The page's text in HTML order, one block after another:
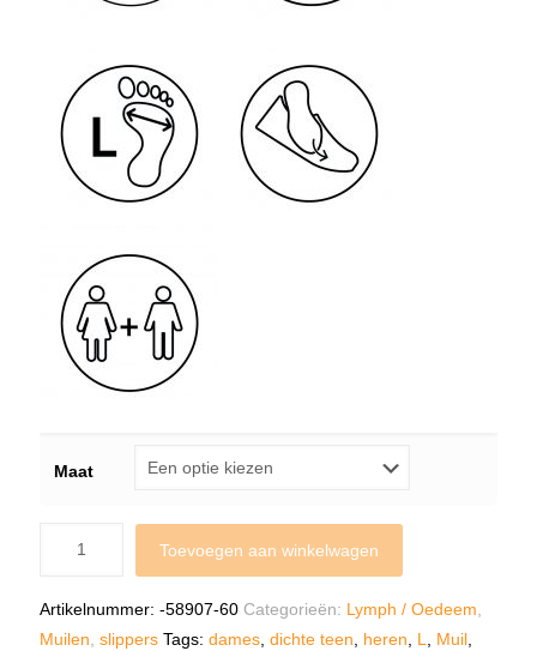
Maat
Toevoegen aan winkelwagen
Artikelnummer: -58907-60 Categorieën: Lymph / Oedeem
Muilen slippers Tags: dames dichte teen heren L Muil